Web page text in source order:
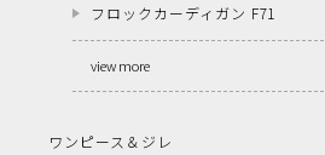
フロックカーディガン F71
view more
ワンピース＆ジレ